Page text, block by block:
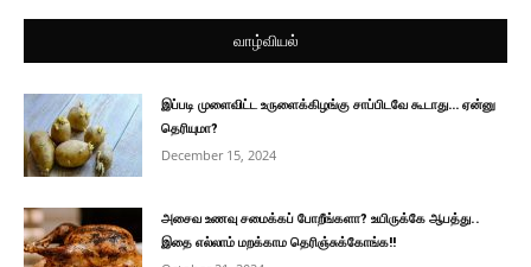
வாழ்வியல்
இப்படி முளைவிட்ட உருளைக்கிழங்கு சாப்பிடவே கூடாது… ஏன்னு
தெரியுமா?
December 15, 2024
அசைவ உணவு சமைக்கப் போறீங்களா? உயிருக்கே ஆபத்து..
இதை எல்லாம் மறக்காம தெரிஞ்சுக்கோங்க!!